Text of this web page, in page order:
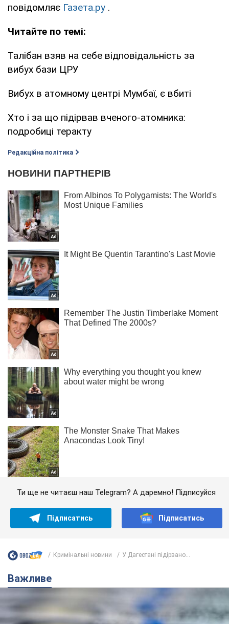
повідомляє Газета.ру .
Читайте по темі:
Талібан взяв на себе відповідальність за
вибух бази ЦРУ
Вибух в атомному центрі Мумбаї, є вбиті
Хто і за що підірвав вченого-атомника:
подробиці теракту
Редакційна політика
Ти ще не читаєш наш Telegram? А даремно! Підписуйся
Підписатись Підписатись
Кримінальні новини У Дагестані підірвано...
Важливе